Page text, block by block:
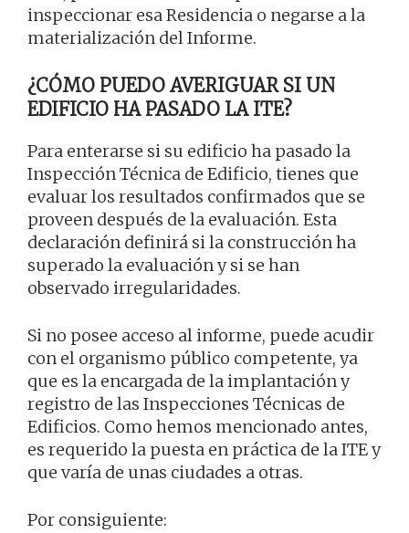
inspeccionar esa Residencia o negarse a la
materialización del Informe.
¿CÓMO PUEDO AVERIGUAR SI UN
EDIFICIO HA PASADO LA ITE?
Para enterarse si su edificio ha pasado la
Inspección Técnica de Edificio, tienes que
evaluar los resultados confirmados que se
proveen después de la evaluación. Esta
declaración definirá si la construcción ha
superado la evaluación y si se han
observado irregularidades.
Si no posee acceso al informe, puede acudir
con el organismo público competente, ya
que es la encargada de la implantación y
registro de las Inspecciones Técnicas de
Edificios. Como hemos mencionado antes,
es requerido la puesta en práctica de la ITE y
que varía de unas ciudades a otras.
Por consiguiente: